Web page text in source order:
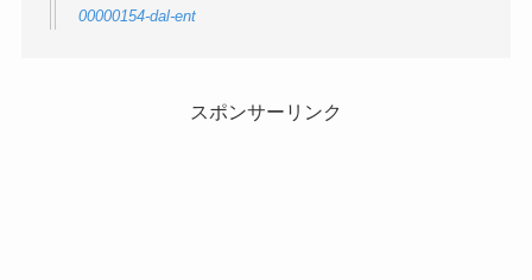
00000154-dal-ent
スポンサーリンク